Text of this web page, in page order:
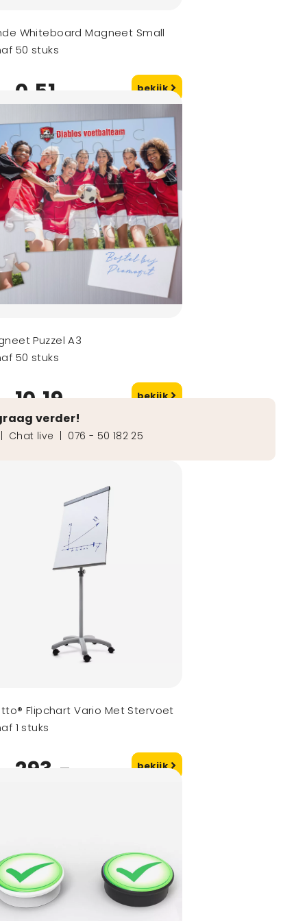
Whiteboard Magneet Small
50 stuks
0,51 bekijk
Puzzel A3
50 stuks
10,19 bekijk
verder!
Chat live 076 - 50 182 25
Flipchart Vario Met Stervoet
1 stuks
293,- bekijk